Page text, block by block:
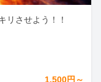
リさせよう！！
1,500円～